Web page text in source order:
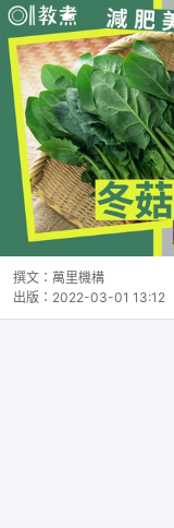
撰文： 萬里機構
出版： 2022-03-01 13:12